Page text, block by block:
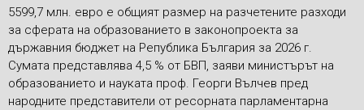
5599,7 млн. евро е общият размер на разчетените разходи
за сферата на образованието в законопроекта за
държавния бюджет на Република България за 2026 г.
Сумата представлява 4,5 % от БВП, заяви министърът на
образованието и науката проф. Георги Вълчев пред
народните представители от ресорната парламентарна